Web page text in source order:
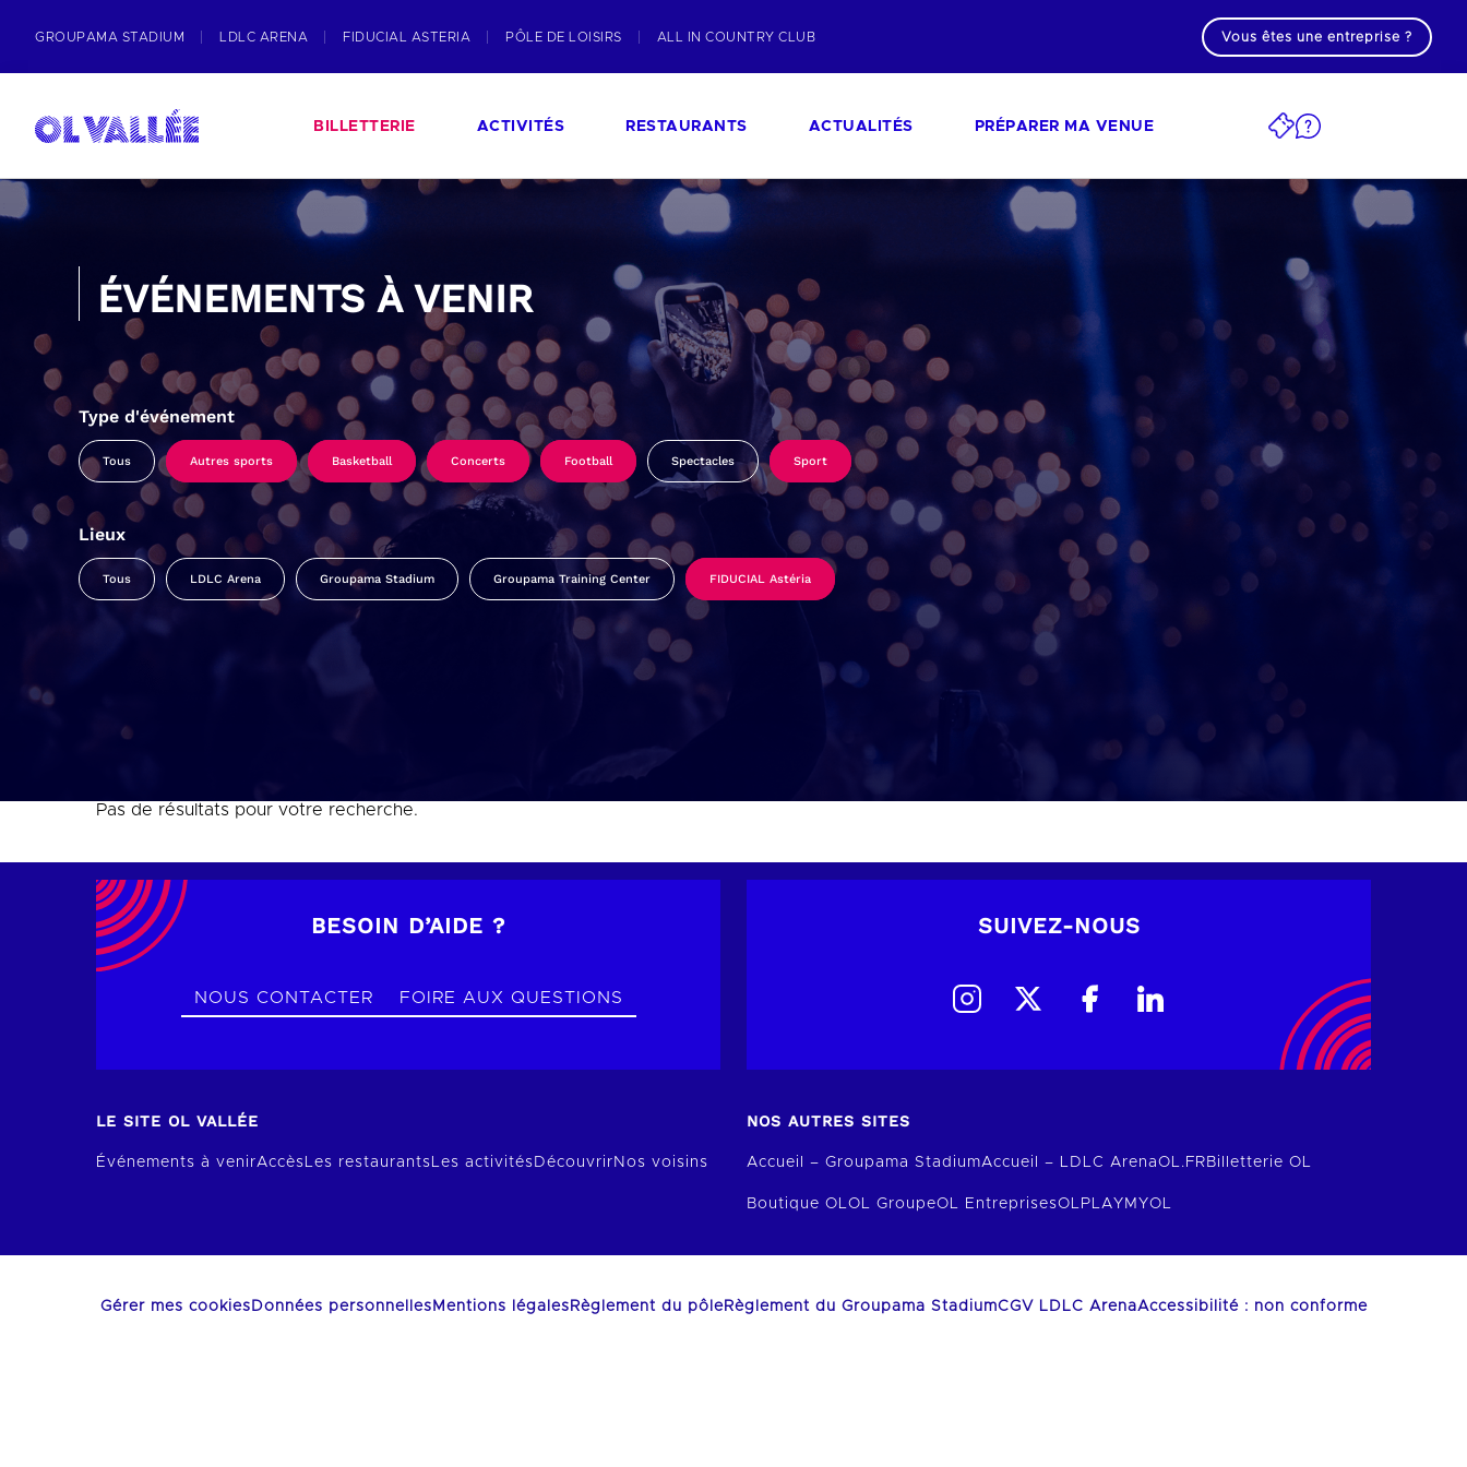
GROUPAMA STADIUM LDLC ARENA FIDUCIAL ASTERIA PÔLE DE LOISIRS ALL IN COUNTRY CLUB Vous êtes une entreprise ?
BILLETTERIE ACTIVITÉS RESTAURANTS ACTUALITÉS PRÉPARER MA VENUE
ÉVÉNEMENTS À VENIR
Type d'événement
Tous Autres sports Basketball Concerts Football Spectacles Sport
Lieux
Tous LDLC Arena Groupama Stadium Groupama Training Center FIDUCIAL Astéria
Pas de résultats pour votre recherche.
BESOIN D’AIDE ?
NOUS CONTACTER FOIRE AUX QUESTIONS
SUIVEZ-NOUS
LE SITE OL VALLÉE
Événements à venirAccèsLes restaurantsLes activités Découvrir Nos voisins
NOS AUTRES SITES
Accueil – Groupama StadiumAccueil – LDLC ArenaOL.FR Billetterie OL
Boutique OLOL GroupeOL EntreprisesOLPLAY MYOL
Gérer mes cookies Données personnelles Mentions légales Règlement du pôleRèglement du Groupama StadiumCGV LDLC ArenaAccessibilité : non conforme